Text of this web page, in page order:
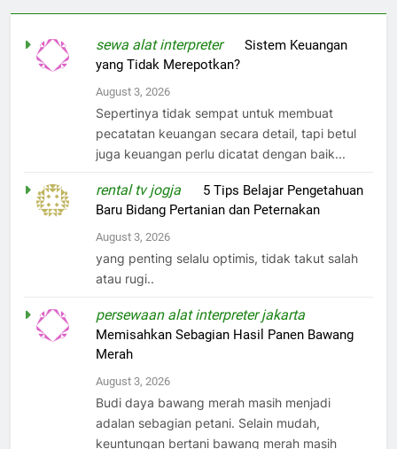
sewa alat interpreteronSistem Keuangan
yang Tidak Merepotkan?
August 3, 2026
Sepertinya tidak sempat untuk membuat
pecatatan keuangan secara detail, tapi betul
juga keuangan perlu dicatat dengan baik...
rental tv jogja
5 Tips Belajar Pengetahuan
Baru Bidang Pertanian dan Peternakan
August 3, 2026
yang penting selalu optimis, tidak takut salah
atau rugi..
persewaan alat interpreter jakarta
Memisahkan Sebagian Hasil Panen Bawang
Merah
August 3, 2026
Budi daya bawang merah masih menjadi
adalan sebagian petani. Selain mudah,
keuntungan bertani bawang merah masih